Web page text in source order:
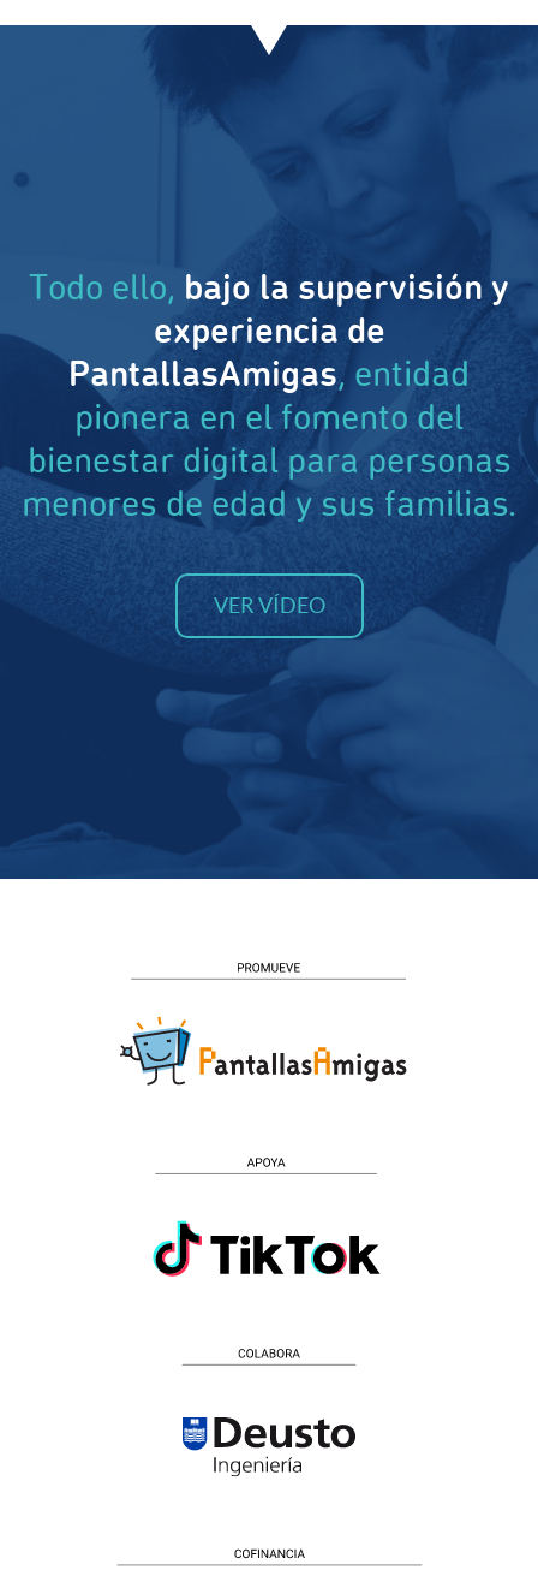
Todo ello, bajo la supervisión y
experiencia de
PantallasAmigas, entidad
pionera en el fomento del
bienestar digital para personas
menores de edad y sus familias.
VER VÍDEO